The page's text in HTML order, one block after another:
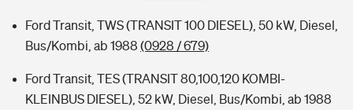
Ford Transit, TWS (TRANSIT 100 DIESEL), 50 kW, Diesel,
Bus/Kombi, ab 1988 (0928 / 679)
Ford Transit, TES (TRANSIT 80,100,120 KOMBI-
KLEINBUS DIESEL), 52 kW, Diesel, Bus/Kombi, ab 1988